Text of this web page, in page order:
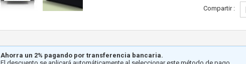
Compartir :
Ahorra un 2% pagando por transferencia bancaria.